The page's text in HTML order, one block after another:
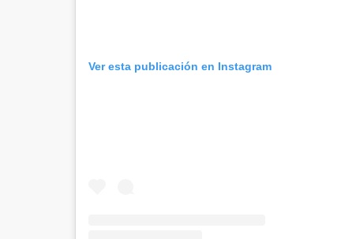
Ver esta publicación en Instagram